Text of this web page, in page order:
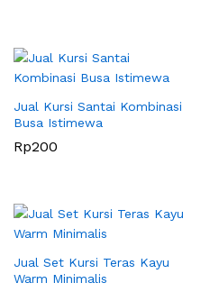
Jual Kursi Santai Kombinasi
Busa Istimewa
Rp200
Jual Set Kursi Teras Kayu
Warm Minimalis